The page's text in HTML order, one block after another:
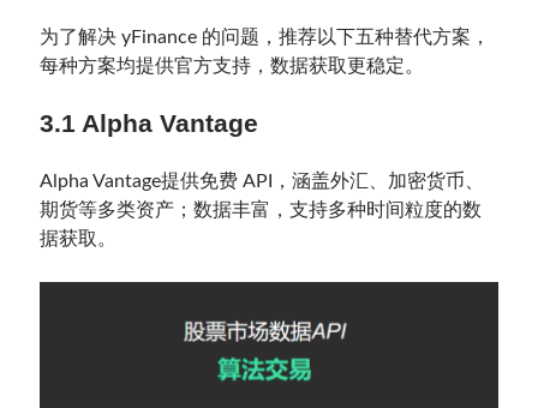
为了解决 yFinance 的问题，推荐以下五种替代方案，
每种方案均提供官方支持，数据获取更稳定。
3.1 Alpha Vantage
Alpha Vantage提供免费 API，涵盖外汇、加密货币、
期货等多类资产；数据丰富，支持多种时间粒度的数
据获取。